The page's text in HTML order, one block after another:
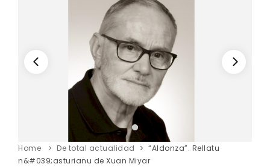
Home De total actualidad
“Aldonza”. Rellatu
n&#039;asturianu de Xuan Miyar